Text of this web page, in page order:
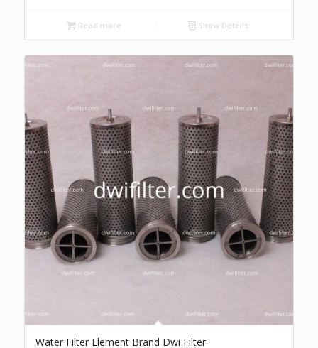
Read more Show Details
Water Filter Element Brand Dwi Filter